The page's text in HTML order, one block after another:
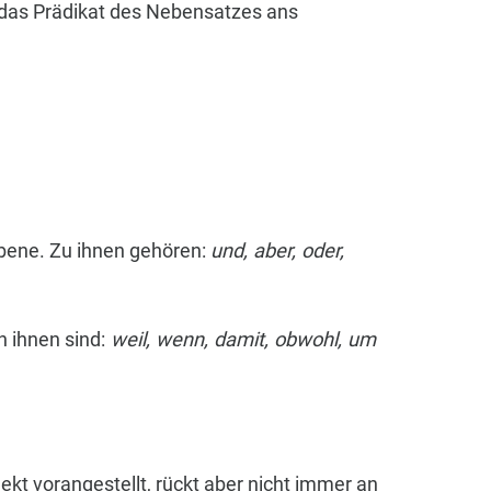
Prädikat des Nebensatzes ans
Zu ihnen gehören: und, aber, oder,
ihnen sind: weil, wenn, damit, obwohl, um
vorangestellt, rückt aber nicht immer an